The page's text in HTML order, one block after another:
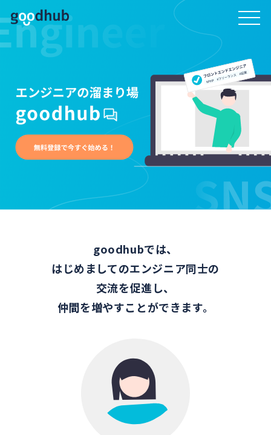
goodhubでは、
はじめましてのエンジニア同士の
交流を促進し、
仲間を増やすことができます。